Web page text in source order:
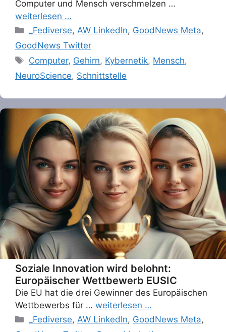
Computer und Mensch verschmelzen …
weiterlesen …
Categories
_Fediverse, AW LinkedIn, GoodNews Meta,
GoodNews Twitter
Tags
Computer, Gehirn, Kybernetik, Mensch,
NeuroScience, Schnittstelle
Soziale Innovation wird belohnt:
Europäischer Wettbewerb EUSIC
Die EU hat die drei Gewinner des Europäischen
Wettbewerbs für … weiterlesen …
Categories
_Fediverse,AW LinkedIn, GoodNews Meta,